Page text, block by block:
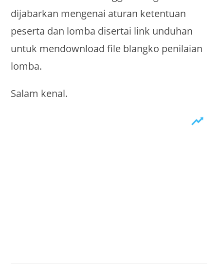
dijabarkan mengenai aturan ketentuan
peserta dan lomba disertai link unduhan
untuk mendownload file blangko penilaian
lomba.
Salam kenal.